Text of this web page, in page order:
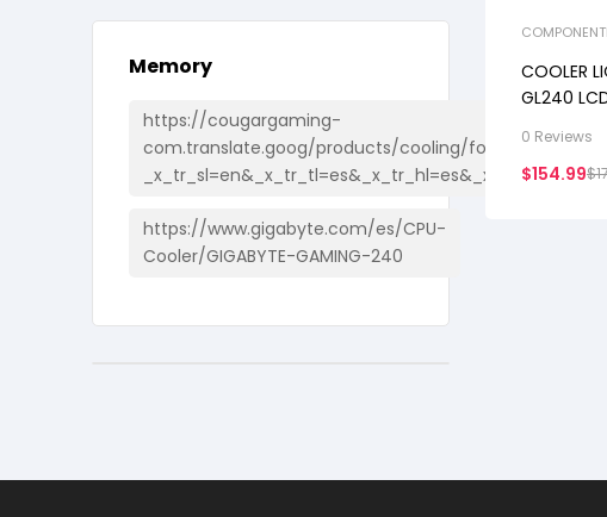
COOLER
GL240
0 Reviews
$
$154.99
Memory
https://cougargaming-
com.translate.goog/products/cooling/forza85/?
_x_tr_sl=en&_x_tr_tl=es&_x_tr_hl=es&_x_tr_pto=tc
https://www.gigabyte.com/es/CPU-
Cooler/GIGABYTE-GAMING-240